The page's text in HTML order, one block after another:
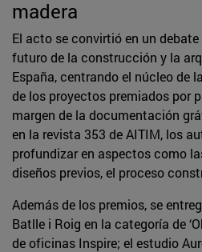
madera
El acto se convirtió en un
futuro de la construcción y la
España, centrando el núcleo de
de los proyectos premiados por
margen de la documentación
en la revista 353 de AITIM, los
profundizar en aspectos como
diseños previos, el proceso
Además de los premios, se
Batlle i Roig en la categoría de
de oficinas Inspire; el estudio